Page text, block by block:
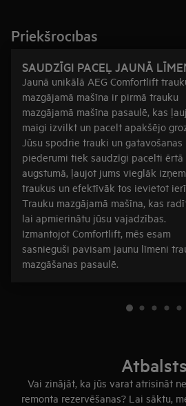
Priekšrocības
SAUDZĪGI PACEĻ JAUNĀ
Jaunā unikālā AEG Comfortlift
mazgājamā mašīna ir pirmā trauku
mazgājamā mašīna pasaulē, kas ļauj
maigi izvilkt un pacelt apakšējo
Jūsu spodrie trauki un gatavošanas
piederumi tiek saudzīgi pacelti ērtā
augstumā, ļaujot jums vieglāk
traukus un efektīvāk tos ievietot
Trauku mazgājamā mašīna, kas
lai apmierinātu jūsu vajadzības.
Izmantojot Comfortlift, mēs esam
sasnieguši pavisam jaunu līmeni
mazgāšanas pasaulē.
Atbalsts
Vai zinājāt, ka jūs varat atrisināt
remonta rezervēšanas? Lai sāktu,